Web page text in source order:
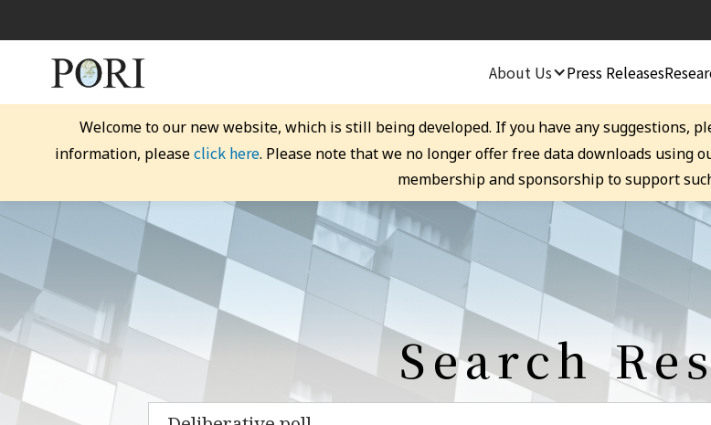
About Us Press Releases
Welcome to our new website, which is still being developed. If you have any suggestions,
information, pleaseclick here. Please note that we no longer offer free data downloads using
membership and sponsorship to support
Search